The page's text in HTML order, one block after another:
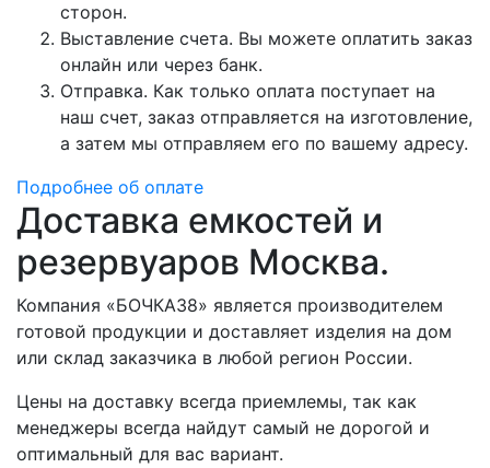
сторон.
Выставление счета. Вы можете оплатить заказ
онлайн или через банк.
Отправка. Как только оплата поступает на
наш счет, заказ отправляется на изготовление,
а затем мы отправляем его по вашему адресу.
Подробнее об оплате
Доставка емкостей и
резервуаров Москва.
Компания «БОЧКА38» является производителем
готовой продукции и доставляет изделия на дом
или склад заказчика в любой регион России.
Цены на доставку всегда приемлемы, так как
менеджеры всегда найдут самый не дорогой и
оптимальный для вас вариант.